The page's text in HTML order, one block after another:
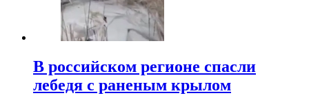
В российском регионе спасли
лебедя с раненым крылом